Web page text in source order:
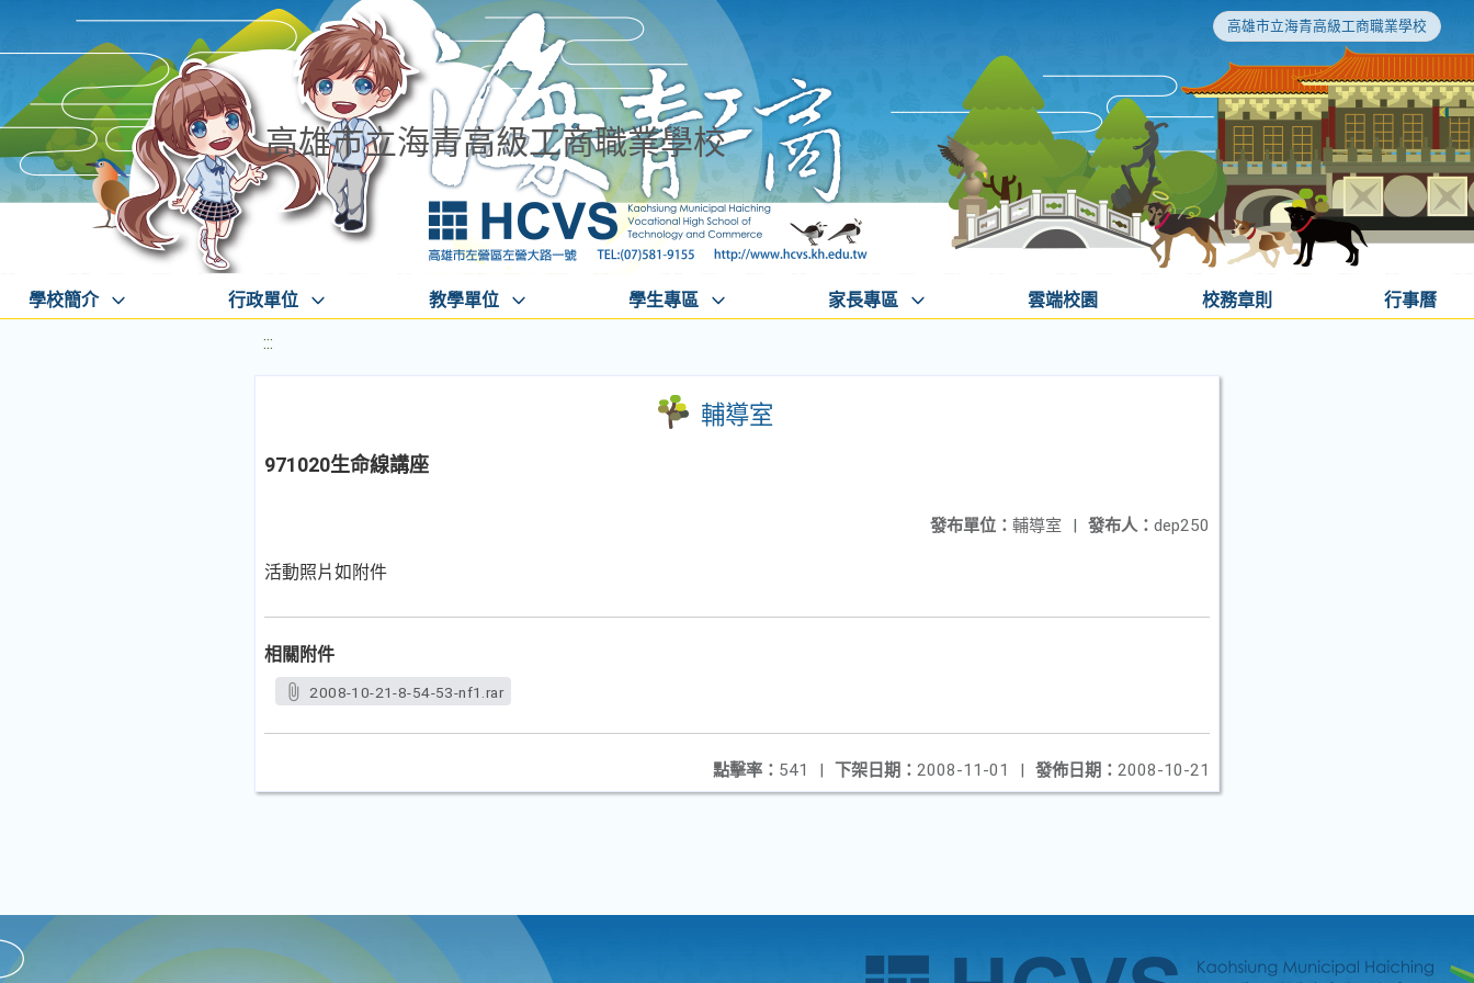
高雄市立海青高級工商職業學校
高雄市立海青高級工商職業學校
學校簡介 行政單位 教學單位 學生專區 家長專區 雲端校園 校務章則 行事曆
:::
輔導室
971020生命線講座
發布人： dep250
發布單位： 輔導室 |
活動照片如附件
相關附件
2008-10-21-8-54-53-nf1.rar
發佈日期： 2008-10-21
下架日期： 2008-11-01 |
點擊率： 541 |